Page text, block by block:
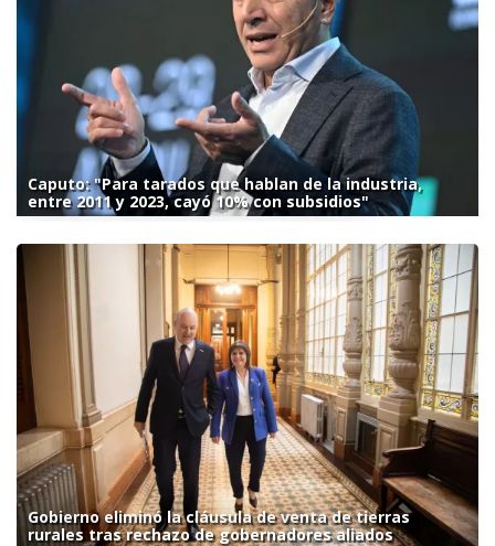
Caputo: "Para tarados que hablan de la industria,
entre 2011 y 2023, cayó 10% con subsidios"
Gobierno eliminó la cláusula de venta de tierras
rurales tras rechazo de gobernadores aliados